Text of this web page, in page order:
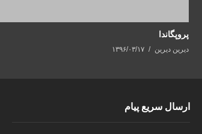
پروپگاندا
دیرین دیرین ۱۳۹۶/۰۳/۱۷
ارسال سریع پیام